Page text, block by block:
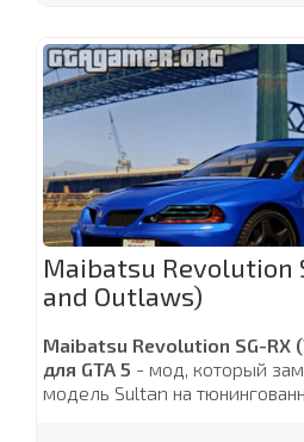
Maibatsu Revolution
and Outlaws)
Maibatsu Revolution SG-RX
для GTA 5 - мод, который
модель Sultan на